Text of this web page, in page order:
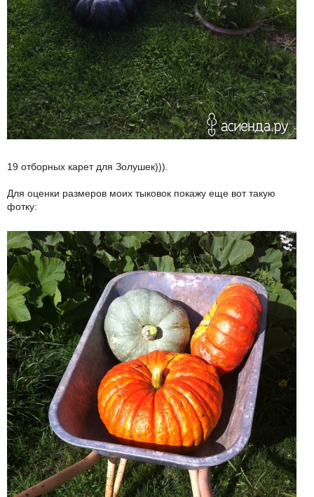
19 отборных карет для Золушек))).
Для оценки размеров моих тыковок покажу еще вот такую
фотку: